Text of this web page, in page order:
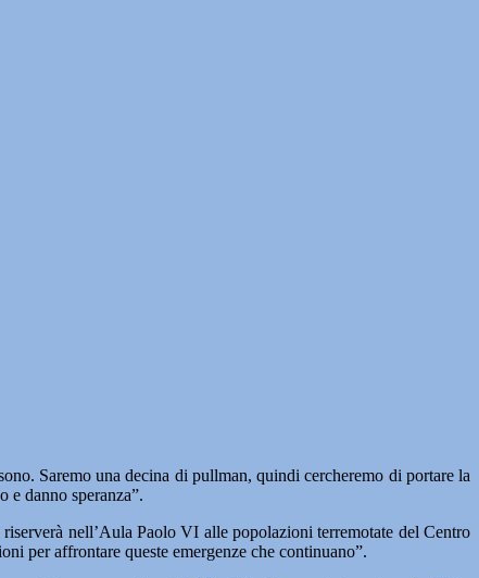
Saremo una decina di pullman, quindi cercheremo di portare la
e danno speranza”.
nell’Aula Paolo VI alle popolazioni terremotate del Centro
per affrontare queste emergenze che continuano”.